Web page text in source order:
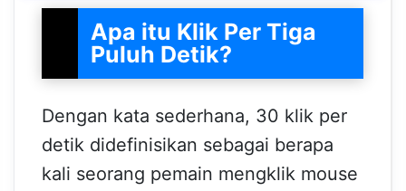
Apa itu Klik Per Tiga
Puluh Detik?
Dengan kata sederhana, 30 klik per
detik didefinisikan sebagai berapa
kali seorang pemain mengklik mouse